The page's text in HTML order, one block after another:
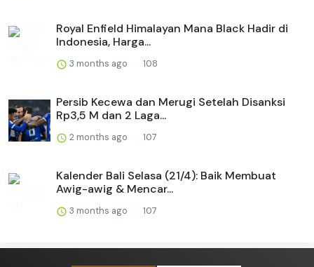
Royal Enfield Himalayan Mana Black Hadir di
Indonesia, Harga...
3 months ago 108
Persib Kecewa dan Merugi Setelah Disanksi
Rp3,5 M dan 2 Laga...
2 months ago 107
Kalender Bali Selasa (21/4): Baik Membuat
Awig-awig & Mencar...
3 months ago 107